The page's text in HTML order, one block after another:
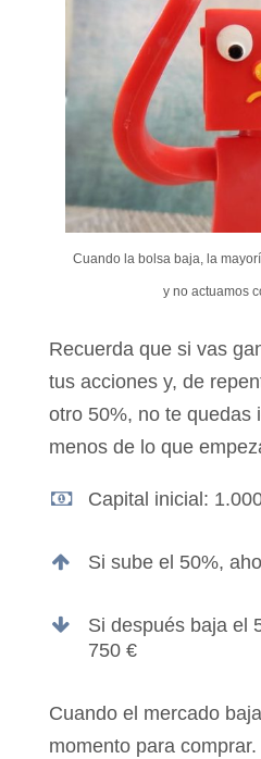
Cuando la bolsa baja, la
y no actuamos
Recuerda que si vas
tus acciones y, de
otro 50%, no te quedas
menos de lo que
Capital inicial:
Si sube el 50%,
Si después baja el
750 €
Cuando el mercado
momento para